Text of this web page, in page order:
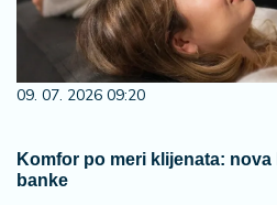
09. 07. 2026 09:20
Komfor po meri klijenata: nova
banke